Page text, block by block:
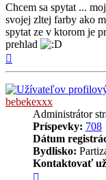
Chcem sa spytat ...
svojej zltej farby ako
spytat ze v ktorom je
prehlad
bebekexxx
Administrátor
Príspevky: 708
Dátum
Bydlisko:
Kontaktovať